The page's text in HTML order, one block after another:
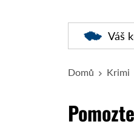
Váš
Domů Krimi